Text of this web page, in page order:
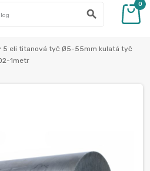
search
0
5 eli titanová tyč Ø5-55mm kulatá tyč
1metr